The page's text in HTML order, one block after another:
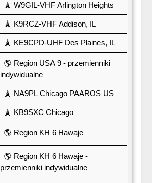
🗼 W9GIL-VHF Arlington Heights
🗼 K9RCZ-VHF Addison, IL
🗼 KE9CPD-UHF Des Plaines, IL
🌎 Region USA 9 - przemienniki
indywidualne
🗼 NA9PL Chicago PAAROS US
🗼 KB9SXC Chicago
🌎 Region KH 6 Hawaje
🌎 Region KH 6 Hawaje -
przemienniki indywidualne